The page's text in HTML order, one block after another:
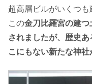
超高層ビルがいくつも
この金刀比羅宮の建
されましたが、歴史
こにもない新たな神社